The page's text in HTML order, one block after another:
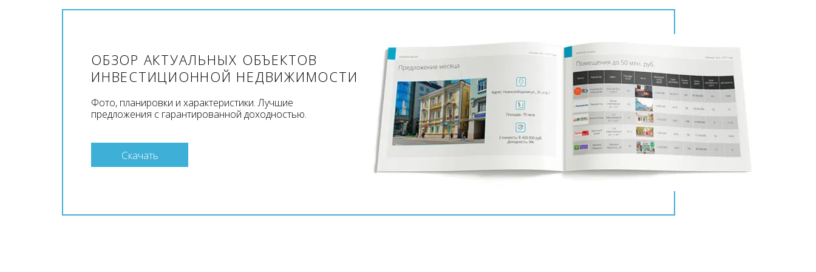
ОБЗОР АКТУАЛЬНЫХ ОБЪЕКТОВ
ИНВЕСТИЦИОННОЙ НЕДВИЖИМОСТИ
Фото, планировки и характеристики. Лучшие
предложения с гарантированной доходностью.
Скачать